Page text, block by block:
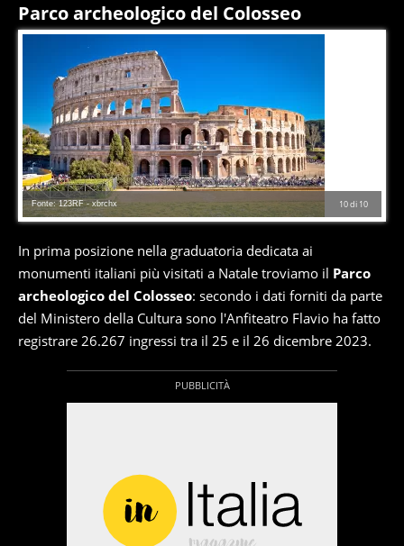
Parco archeologico del Colosseo
10di 10
Fonte: 123RF - xbrchx
In prima posizione nella graduatoria dedicata ai
monumenti italiani più visitati a Natale troviamo il Parco
archeologico del Colosseo: secondo i dati forniti da parte
del Ministero della Cultura sono l'Anfiteatro Flavio ha fatto
registrare 26.267 ingressi tra il 25 e il 26 dicembre 2023.